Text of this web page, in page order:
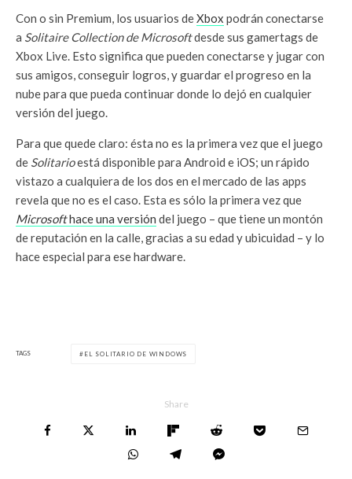
Con o sin Premium, los usuarios deXbox podrán conectarse
a Solitaire Collection de Microsoftdesde sus gamertags de
Xbox Live. Esto significa que pueden conectarse y jugar con
sus amigos, conseguir logros, y guardar el progreso en la
nube para que pueda continuar donde lo dejó en cualquier
versión del juego.
Para que quede claro: ésta no es la primera vez que el juego
de Solitarioestá disponible para Android e iOS; un rápido
vistazo a cualquiera de los dos en el mercado de las apps
revela que no es el caso. Esta es sólo la primera vez que
Microsofthace una versión del juego – que tiene un montón
de reputación en la calle, gracias a su edad y ubicuidad – y lo
hace especial para ese hardware.
TAGS EL SOLITARIO DE WINDOWS
Share